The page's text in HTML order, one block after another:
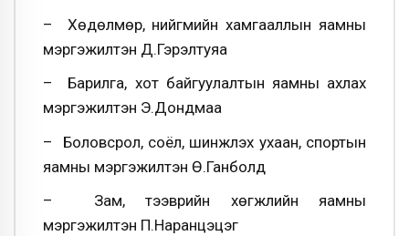
– Хөдөлмөр, нийгмийн хамгааллын яамны
мэргэжилтэн Д.Гэрэлтуяа
– Барилга, хот байгуулалтын яамны ахлах
мэргэжилтэн Э.Дондмаа
– Боловсрол, соёл, шинжлэх ухаан, спортын
яамны мэргэжилтэн Ө.Ганболд
– Зам, тээврийн хөгжлийн яамны
мэргэжилтэн П.Наранцэцэг